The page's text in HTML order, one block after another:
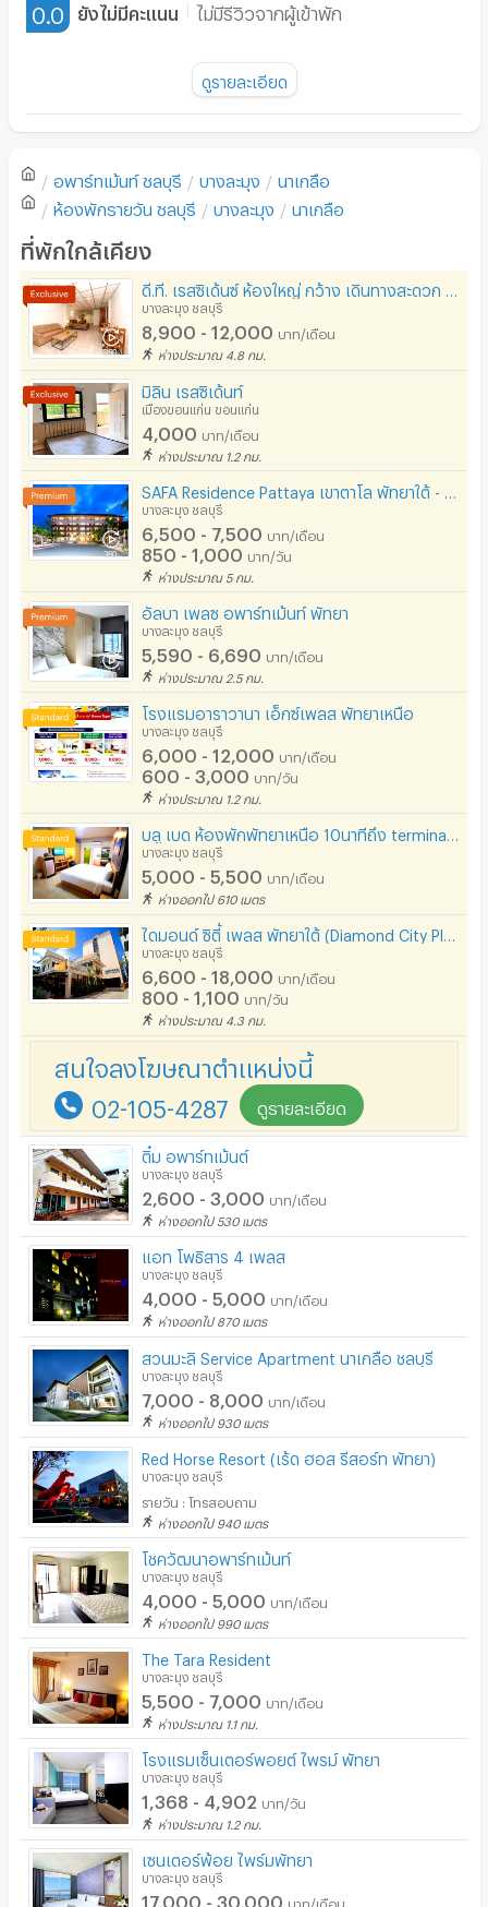
เครื่องทำน้ำอุ่น
โซฟา
เตาปรุงอาหาร
อนุญาตให้เลี้ยงสัตว์
อนุญาตให้สูบบุหรี่ในห้องพัก
โทรศัพท์สายตรง
ที่จอดรถ
ลิฟต์
สระว่ายน้ำ
โรงยิม / ฟิตเนส
อินเทอร์เน็ตไร้สาย (WIFI) ในห้อง
เคเบิลทีวี / ดาวเทียม
มีระบบรักษาความปลอดภัย (keycard)
มีระบบรักษาความปลอดภัย (สแกนลายนิ้วมือ)
กล้องวงจรปิด (CCTV)
รปภ.
ร้านขายอาหาร
ร้านค้า สะดวกซื้อ
ร้านซัก-รีด / มีบริการเครื่องซักผ้า
ร้านทำผม-เสริมสวย
0.0 ยังไม่มีคะแนน ไม่มีรีวิวจากผู้เข้าพัก
ยังไม่มีรีวิวของอพาร์ทเม้นท์นี้
เขียนรีวิวแรกของอพาร์ทเม้นท์นี้
ดูรายละเอียด
อพาร์ทเม้นท์ ชลบุรี บางละมุง นาเกลือ
ห้องพักรายวัน ชลบุรี บางละมุง นาเกลือ
ที่พักใกล้เคียง
บางละมุง ชลบุรี
8,900 - 12,000 บาท/เดือน
ห่างประมาณ 4.8 กม.
มิลิน เรสซิเด้นท์
เมืองขอนแก่น ขอนแก่น
4,000 บาท/เดือน
ห่างประมาณ 1.2 กม.
บางละมุง ชลบุรี
6,500 - 7,500 บาท/เดือน
850 - 1,000 บาท/วัน
ห่างประมาณ 5 กม.
อัลบา เพลซ อพาร์ทเม้นท์ พัทยา
บางละมุง ชลบุรี
5,590 - 6,690 บาท/เดือน
ห่างประมาณ 2.5 กม.
โรงแรมอาราวานา เอ็กซ์เพลส พัทยาเหนือ
บางละมุง ชลบุรี
6,000 - 12,000 บาท/เดือน
600 - 3,000 บาท/วัน
ห่างประมาณ 1.2 กม.
บางละมุง ชลบุรี
5,000 - 5,500 บาท/เดือน
ห่างออกไป 610 เมตร
บางละมุง ชลบุรี
6,600 - 18,000 บาท/เดือน
800 - 1,100 บาท/วัน
ห่างประมาณ 4.3 กม.
สนใจลงโฆษณาตำแหน่งนี้
02-105-4287 ดูรายละเอียด
ติ๋ม อพาร์ทเม้นต์
บางละมุง ชลบุรี
2,600 - 3,000 บาท/เดือน
ห่างออกไป 530 เมตร
แอท โพธิสาร 4 เพลส
บางละมุง ชลบุรี
4,000 - 5,000 บาท/เดือน
ห่างออกไป 870 เมตร
สวนมะลิ Service Apartment นาเกลือ ชลบุรี
บางละมุง ชลบุรี
7,000 - 8,000 บาท/เดือน
ห่างออกไป 930 เมตร
Red Horse Resort (เร้ด ฮอส รีสอร์ท พัทยา)
บางละมุง ชลบุรี
รายวัน : โทรสอบถาม
ห่างออกไป 940 เมตร
โชควัฒนาอพาร์ทเม้นท์
บางละมุง ชลบุรี
4,000 - 5,000 บาท/เดือน
ห่างออกไป 990 เมตร
The Tara Resident
บางละมุง ชลบุรี
5,500 - 7,000 บาท/เดือน
ห่างประมาณ 1.1 กม.
โรงแรมเซ็นเตอร์พอยต์ ไพรม์ พัทยา
บางละมุง ชลบุรี
1,368 - 4,902 บาท/วัน
ห่างประมาณ 1.2 กม.
เซนเตอร์พ้อย ไพร์มพัทยา
บางละมุง ชลบุรี
17,000 - 30,000 บาท/เดือน